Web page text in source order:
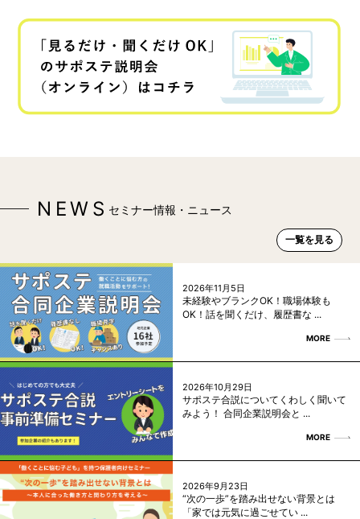
NEWS セミナー情報・ニュース
一覧を見る
2026年11月5日
未経験やブランクOK！職場体験も
OK！話を聞くだけ、履歴書な ...
MORE
2026年10月29日
サポステ合説についてくわしく聞いて
みよう！ 合同企業説明会と ...
MORE
2026年9月23日
“次の一歩”を踏み出せない背景とは
「家では元気に過ごせてい ...